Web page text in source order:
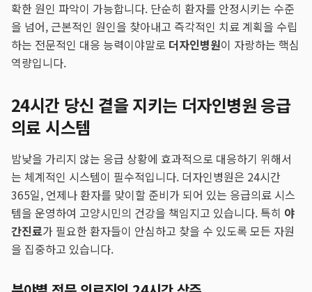
확한 원인 파악이 가능합니다. 단순히 환자를 안정시키는 수준
을 넘어, 근본적인 원인을 찾아내고 즉각적인 치료 계획을 수립
하는 전문적인 대응 능력이야말로 더자인병원이 자랑하는 핵심
역량입니다.
24시간 당신 곁을 지키는 더자인병원 응급
의료 시스템
밤낮을 가리지 않는 응급 상황에 효과적으로 대응하기 위해서
는 체계적인 시스템이 필수적입니다. 더자인병원은 24시간
365일, 언제나 환자를 맞이할 준비가 되어 있는 응급의료 시스
템을 운영하여 고양시민의 건강을 책임지고 있습니다. 특히 야
간진료가 필요한 환자들이 안심하고 찾을 수 있도록 모든 자원
을 집중하고 있습니다.